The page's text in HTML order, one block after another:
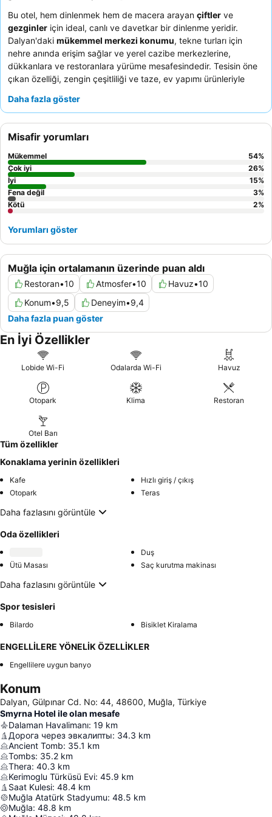
Bu otel, hem dinlenmek hem de macera arayan çiftler ve
gezginler için ideal, canlı ve davetkar bir dinlenme yeridir.
Dalyan'daki mükemmel merkezi konumu, tekne turları için
nehre anında erişim sağlar ve yerel cazibe merkezlerine,
dükkanlara ve restoranlara yürüme mesafesindedir. Tesisin öne
çıkan özelliği, zengin çeşitliliği ve taze, ev yapımı ürünleriyle
"evde gibi" bir atmosfer yaratan
akşam için, otelin barındaki
unutmayın.
Daha fazla göster
Muğla için ortalamanın üzerinde puan aldı
Restoran•10 Atmosfer•10 Havuz•10
Konum•9,5 Deneyim•9,4
Daha fazla puan göster
Misafir yorumları
Mükemmel 54%
Çok iyi
26%
İyi
15%
Fena değil
3%
Kötü
2%
Yorumları göster
En İyi Özellikler
Lobide Wi-Fi Odalarda Wi-Fi Havuz
Otopark Klima Restoran
Otel Barı
Tüm özellikler
Konaklama yerinin özellikleri
Kafe
Hızlı giriş / çıkış
Otopark
Teras
Daha fazlasını görüntüle
Oda özellikleri
Duş
Ütü Masası
Saç kurutma makinası
Daha fazlasını görüntüle
Spor tesisleri
Bilardo Bisiklet Kiralama
ENGELLİLERE YÖNELİK ÖZELLİKLER
Engellilere uygun banyo
Konum
Dalyan, Gülpınar Cd. No: 44, 48600, Muğla, Türkiye
Smyrna Hotel ile olan mesafe
Dalaman Havalimanı: 19 km
Дорога через эвкалипты: 34.3 km
Ancient Tomb: 35.1 km
Tombs: 35.2 km
Thera: 40.3 km
Kerimoglu Türküsü Evi: 45.9 km
Saat Kulesi: 48.4 km
Muğla Atatürk Stadyumu: 48.5 km
Muğla: 48.8 km